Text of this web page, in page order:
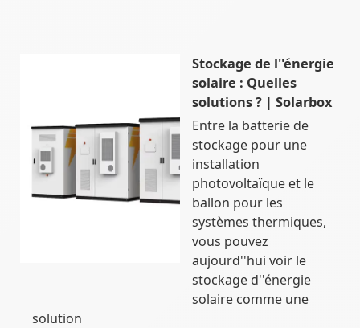
Stockage de l''énergie
solaire : Quelles
solutions ? | Solarbox
Entre la batterie de
stockage pour une
installation
photovoltaïque et le
ballon pour les
systèmes thermiques,
vous pouvez
aujourd''hui voir le
stockage d''énergie
solaire comme une
solution